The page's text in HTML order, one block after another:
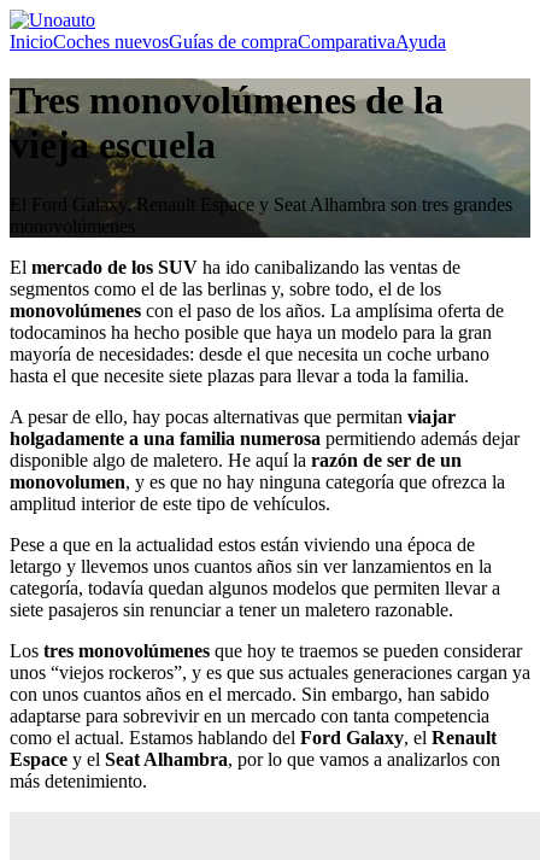
InicioCoches nuevosGuías de compraComparativaAyuda
Tres monovolúmenes de la
vieja escuela
El Ford Galaxy, Renault Espace y Seat Alhambra son tres grandes
monovolúmenes
El mercado de los SUV ha ido canibalizando las ventas de
segmentos como el de las berlinas y, sobre todo, el de los
monovolúmenes con el paso de los años. La amplísima oferta de
todocaminos ha hecho posible que haya un modelo para la gran
mayoría de necesidades: desde el que necesita un coche urbano
hasta el que necesite siete plazas para llevar a toda la familia.
A pesar de ello, hay pocas alternativas que permitan viajar
holgadamente a una familia numerosa permitiendo además dejar
disponible algo de maletero. He aquí la razón de ser de un
monovolumen, y es que no hay ninguna categoría que ofrezca la
amplitud interior de este tipo de vehículos.
Pese a que en la actualidad estos están viviendo una época de
letargo y llevemos unos cuantos años sin ver lanzamientos en la
categoría, todavía quedan algunos modelos que permiten llevar a
siete pasajeros sin renunciar a tener un maletero razonable.
Los tres monovolúmenes que hoy te traemos se pueden considerar
unos “viejos rockeros”, y es que sus actuales generaciones cargan ya
con unos cuantos años en el mercado. Sin embargo, han sabido
adaptarse para sobrevivir en un mercado con tanta competencia
como el actual. Estamos hablando del Ford Galaxy, el Renault
Espace y el Seat Alhambra, por lo que vamos a analizarlos con
más detenimiento.